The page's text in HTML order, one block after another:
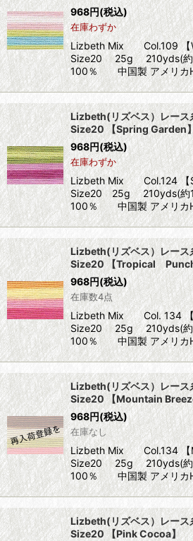
968円(税込)
在庫わずか
Lizbeth Mix Col.109 【
Size20 25g 210yds(約
100％ 中国製 アメリカ
Lizbeth(リズベス）レー
Size20 【Spring Garden
968円(税込)
在庫わずか
Lizbeth Mix Col.124 【
Size20 25g 210yds(約
100％ 中国製 アメリカ
Lizbeth(リズベス）レー
Size20 【Tropical
968円(税込)
在庫数4点
Lizbeth Mix Col. 134
Size20 25g 210yds(約
100％ 中国製 アメリカ
Lizbeth(リズベス）レー
Size20 【Mountain
968円(税込)
在庫なし
Lizbeth Mix Col.134 【
Size20 25g 210yds(約
100％ 中国製 アメリカ
Lizbeth(リズベス）レー
Size20 【Pink Cocoa】